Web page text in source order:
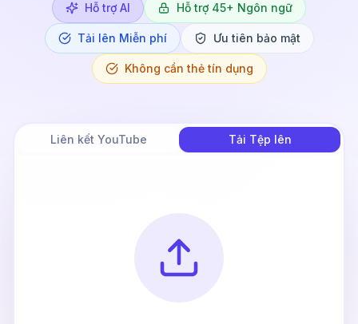
Hỗ trợ AI Hỗ trợ 45+ Ngôn ngữ
Tải lên Miễn phí Ưu tiên bảo mật
Không cần thẻ tín dụng
Liên kết YouTube Tải Tệp lên